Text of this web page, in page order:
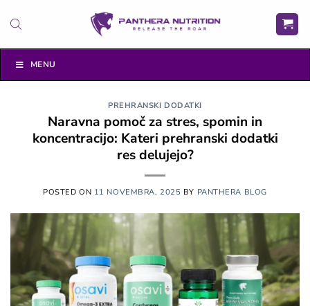
na
MENU
PREHRANSKI DODATKI
Naravna pomoč za stres, spomin in
koncentracijo: Kateri prehranski dodatki
res delujejo?
POSTED ON 11 NOVEMBRA, 2025 BY PANTHERA BLOG